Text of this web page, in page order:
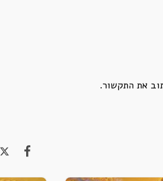
את התקשור.